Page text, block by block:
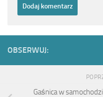
OBSERWUJ:
Gaśnica w